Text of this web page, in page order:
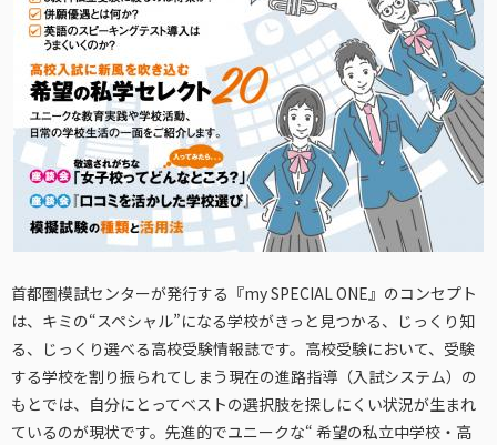
首都圏模試センターが発行する『my SPECIAL ONE』のコンセプト
は、キミの“スペシャル”になる学校がきっと見つかる、じっくり知
る、じっくり選べる高校受験情報誌です。高校受験において、受験
する学校を割り振られてしまう現在の進路指導（入試システム）の
もとでは、自分にとってベストの選択肢を探しにくい状況が生まれ
ているのが現状です。先進的でユニークな“ 希望の私立中学校・高